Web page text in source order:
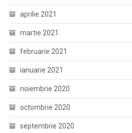
aprilie 2021
martie 2021
februarie 2021
ianuarie 2021
noiembrie 2020
octombrie 2020
septembrie 2020